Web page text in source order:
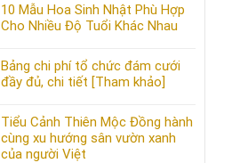
10 Mẫu Hoa Sinh Nhật Phù Hợp
Cho Nhiều Độ Tuổi Khác Nhau
Bảng chi phí tổ chức đám cưới
đầy đủ, chi tiết [Tham khảo]
Tiểu Cảnh Thiên Mộc Đồng hành
cùng xu hướng sân vườn xanh
của người Việt